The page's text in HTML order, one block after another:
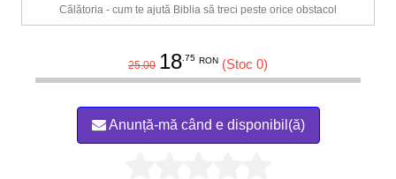
Călătoria - cum te ajută Biblia să treci peste orice obstacol
25.00 18.75 RON (Stoc 0)
Anunță-mă când e disponibil(ă)